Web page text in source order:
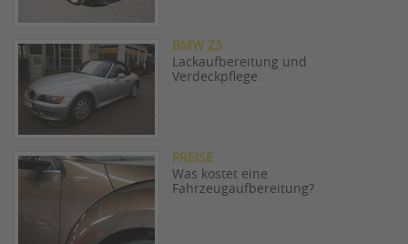
BMW Z3
Lackaufbereitung und
Verdeckpflege
PREISE
Was kostet eine
Fahrzeugaufbereitung?